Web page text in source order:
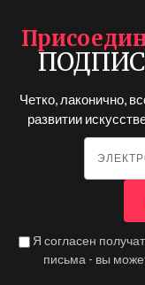
Четко, лаконично,
развитии
Я согласен
письма - вы